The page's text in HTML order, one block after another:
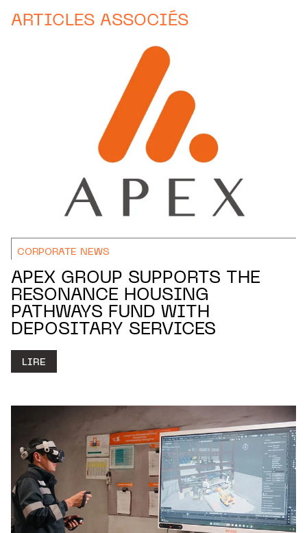
ARTICLES ASSOCIÉS
CORPORATE NEWS
APEX GROUP SUPPORTS THE
RESONANCE HOUSING
PATHWAYS FUND WITH
DEPOSITARY SERVICES
LIRE